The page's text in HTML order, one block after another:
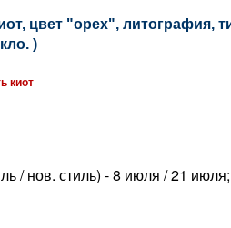
цвет "орех", литография,
)
киот
/ нов. стиль) - 8 июля / 21 июля;